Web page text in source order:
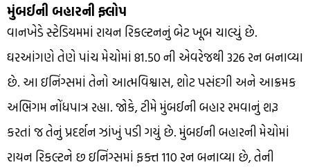
મુંબઈની બહારની ફ્લોપ
વાનખેડે સ્ટેડિયમમાં રાયન રિકલ્ટનનું બેટ ખૂબ ચાલ્યું છે.
ઘરઆંગણે તેણે પાંચ મેચોમાં 81.50 ની એવરેજથી 326 રન બનાવ્યા
છે. આ ઇનિંગ્સમાં તેનો આત્મવિશ્વાસ, શોટ પસંદગી અને આક્રમક
અભિગમ નોંધપાત્ર રહ્યા. જોકે, ટીમે મુંબઈની બહાર રમવાનું શરૂ
કરતાં જ તેનું પ્રદર્શન ઝાંખું પડી ગયું છે. મુંબઈની બહારની મેચોમાં
રાયન રિકલ્ટને છ ઇનિંગ્સમાં ફક્ત 110 રન બનાવ્યા છે, તેની